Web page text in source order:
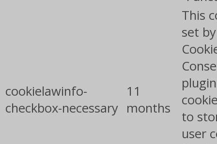
cookielawinfo-
checkbox-necessary
11
months
This
set
to
user